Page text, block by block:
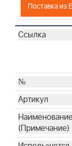
Поставка из